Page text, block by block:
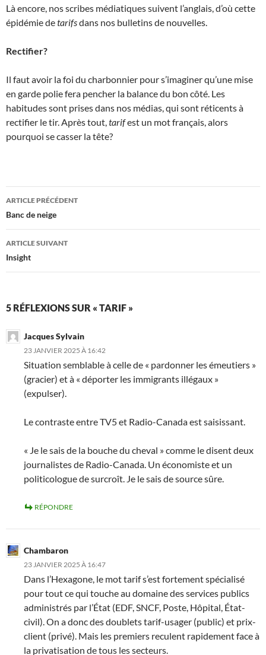
Là encore, nos scribes médiatiques suivent l’anglais, d’où cette
épidémie detarifsdans nos bulletins de nouvelles.
Rectifier?
Il faut avoir la foi du charbonnier pour s’imaginer qu’une mise
en garde polie fera pencher la balance du bon côté. Les
habitudes sont prises dans nos médias, qui sont réticents à
rectifier le tir. Après tout, tarifest un mot français, alors
pourquoi se casser la tête?
Navigation
des
articles
ARTICLE PRÉCÉDENT
Banc de neige
ARTICLE SUIVANT
Insight
5 RÉFLEXIONS SUR « TARIF »
Jacques Sylvain
23 JANVIER 2025 À 16:42
Situation semblable à celle de « pardonner les émeutiers »
(gracier) et à « déporter les immigrants illégaux »
(expulser).
Le contraste entre TV5 et Radio-Canada est saisissant.
« Je le sais de la bouche du cheval » comme le disent deux
journalistes de Radio-Canada. Un économiste et un
politicologue de surcroît. Je le sais de source sûre.
RÉPONDRE
Chambaron
23 JANVIER 2025 À 16:47
Dans l’Hexagone, le mot tarif s’est fortement spécialisé
pour tout ce qui touche au domaine des services publics
administrés par l’État (EDF, SNCF, Poste, Hôpital, État-
civil). On a donc des doublets tarif-usager (public) et prix-
client (privé). Mais les premiers reculent rapidement face à
la privatisation de tous les secteurs.